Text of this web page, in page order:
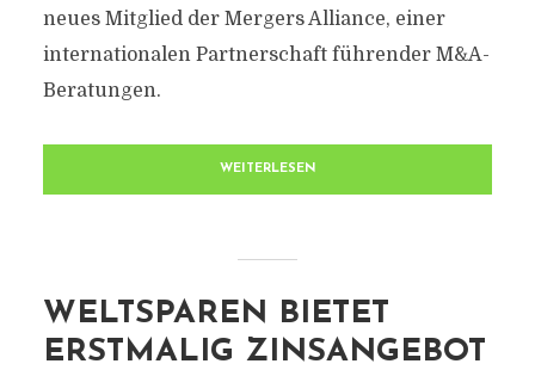
neues Mitglied der Mergers Alliance, einer
internationalen Partnerschaft führender M&A-
Beratungen.
WEITERLESEN
WELTSPAREN BIETET
ERSTMALIG ZINSANGEBOT